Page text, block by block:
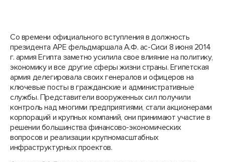
Со времени официального вступления в должность
президента АРЕ фельдмаршала А.Ф. ас-Сиси 8 июня 2014
г. армия Египта заметно усилила свое влияние на политику,
экономику и все другие сферы жизни страны. Египетская
армия делегировала своих генералов и офицеров на
ключевые посты в гражданские и административные
службы. Представители вооруженных сил получили
контроль над многими предприятиями, стали акционерами
корпораций и крупных компаний, они принимают участие в
решении большинства финансово-экономических
вопросов и реализации крупномасштабных
инфраструктурных проектов.